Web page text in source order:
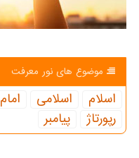
موضوع های نور معرفت
اسلام اسلامی امام
رپورتاژ
پیامبر